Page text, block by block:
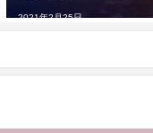
2021年2月25日